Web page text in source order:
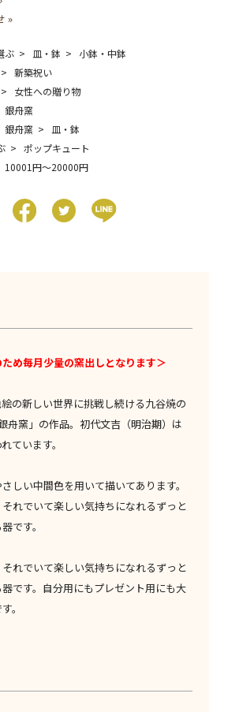
»
ぶ 皿・鉢
小鉢・中鉢
新築祝い
女性への贈り物
銀舟窯
銀舟窯
皿・鉢
ポップキュート
10001円〜20000円
め毎月少量の窯出しとなります＞
の新しい世界に挑戦し続ける九谷焼の
舟窯」の作品。初代文吉（明治期）は
ています。
しい中間色を用いて描いてあります。
れでいて楽しい気持ちになれるずっと
です。
れでいて楽しい気持ちになれるずっと
です。自分用にもプレゼント用にも大
。